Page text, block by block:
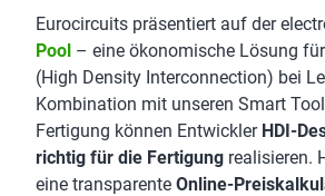
Eurocircuits präsentiert auf der
Pool – eine ökonomische Lösung
(High Density Interconnection) bei
Kombination mit unseren Smart
Fertigung können Entwickler HDI-
richtig für die Fertigung realisieren.
eine transparente Online-